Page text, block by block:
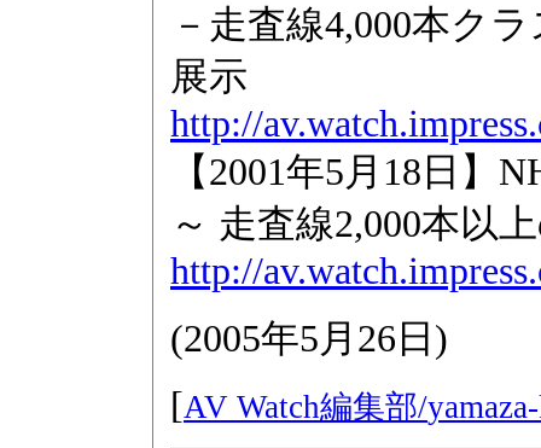
－走査線4,000本ク
展示
http://
【2001年5月18日】
～ 走査線2,000本以
http://
(2005年5月26日 )
[AV Watch編集部/